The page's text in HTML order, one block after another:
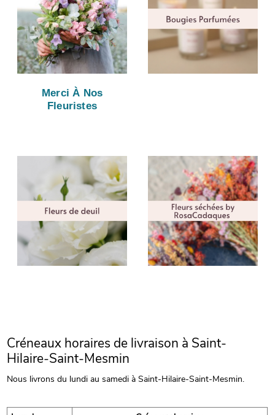
Merci À Nos
Fleuristes
Créneaux horaires de livraison à Saint-
Hilaire-Saint-Mesmin
Nous livrons du lundi au samedi à Saint-Hilaire-Saint-Mesmin.